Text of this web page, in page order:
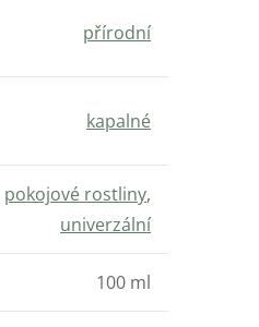
přírodní
kapalné
pokojové rostliny,
univerzální
100 ml